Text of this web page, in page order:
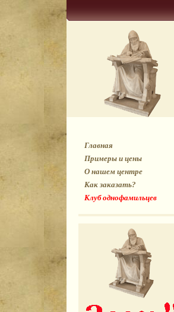
Главная
Примеры и цены
О нашем центре
Как заказать?
Клуб однофамильцев